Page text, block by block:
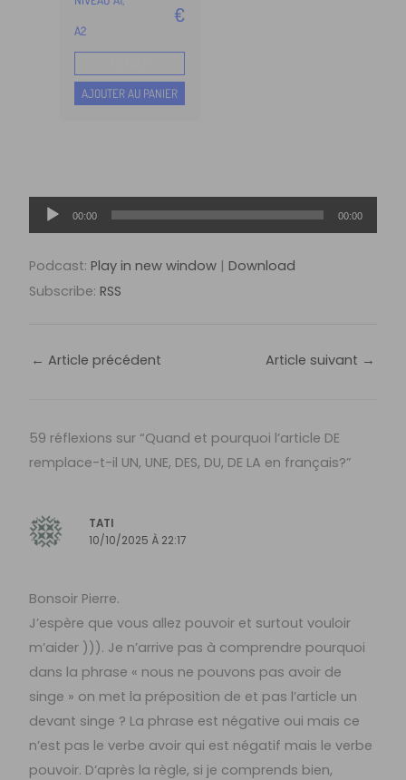
4.99
sur 5
sur
notation
s client
A2
€
AJOUTER AU PANIER
Lecteur
audio
00:00 00:00
Podcast:Play in new window |Download
Subscribe:RSS
← Article précédent Article suivant →
59 réflexions sur “Quand et pourquoi l’article DE
remplace-t-il UN, UNE, DES, DU, DE LA en français?”
TATI
10/10/2025 À 22:17
Bonsoir Pierre.
J’espère que vous allez pouvoir et surtout vouloir
m’aider ))). Je n’arrive pas à comprendre pourquoi
dans la phrase « nous ne pouvons pas avoir de
singe » on met la préposition de et pas l’article un
devant singe ? La phrase est négative oui mais ce
n’est pas le verbe avoir qui est négatif mais le verbe
pouvoir. D’après la règle, si je comprends bien,